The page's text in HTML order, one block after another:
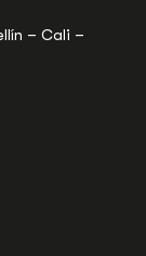
– Cali –